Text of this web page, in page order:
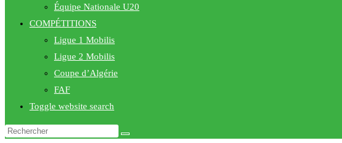
Équipe Nationale U20
COMPÉTITIONS
Ligue 1 Mobilis
Ligue 2 Mobilis
Coupe d’Algérie
FAF
Toggle website search